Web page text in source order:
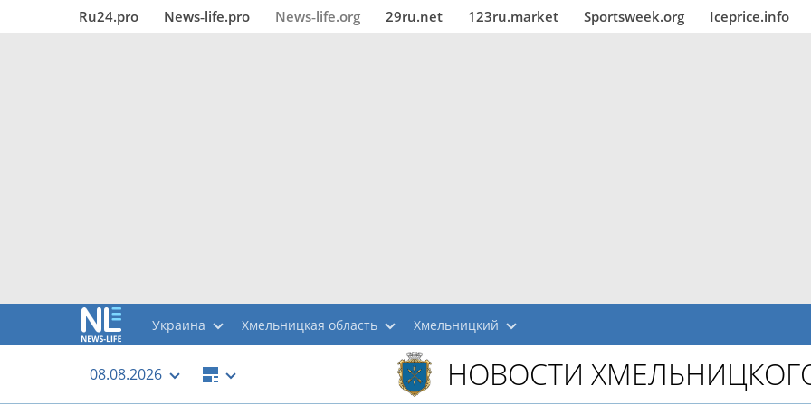
Ru24.pro News‑life.pro News‑life.org 29ru.net 123ru.market Sportsweek.org Iceprice.info
Украина Хмельницкая область Хмельницкий
08.08.2026 НОВОСТИ